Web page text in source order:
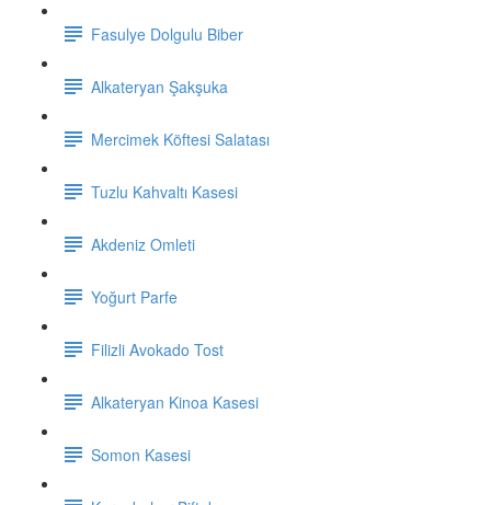
Fasulye Dolgulu Biber
Alkateryan Şakşuka
Mercimek Köftesi Salatası
Tuzlu Kahvaltı Kasesi
Akdeniz Omleti
Yoğurt Parfe
Filizli Avokado Tost
Alkateryan Kinoa Kasesi
Somon Kasesi